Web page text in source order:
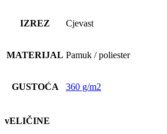
IZREZ Cjevast
MATERIJAL Pamuk / poliester
GUSTOĆA 360 g/m2
vELIČINE